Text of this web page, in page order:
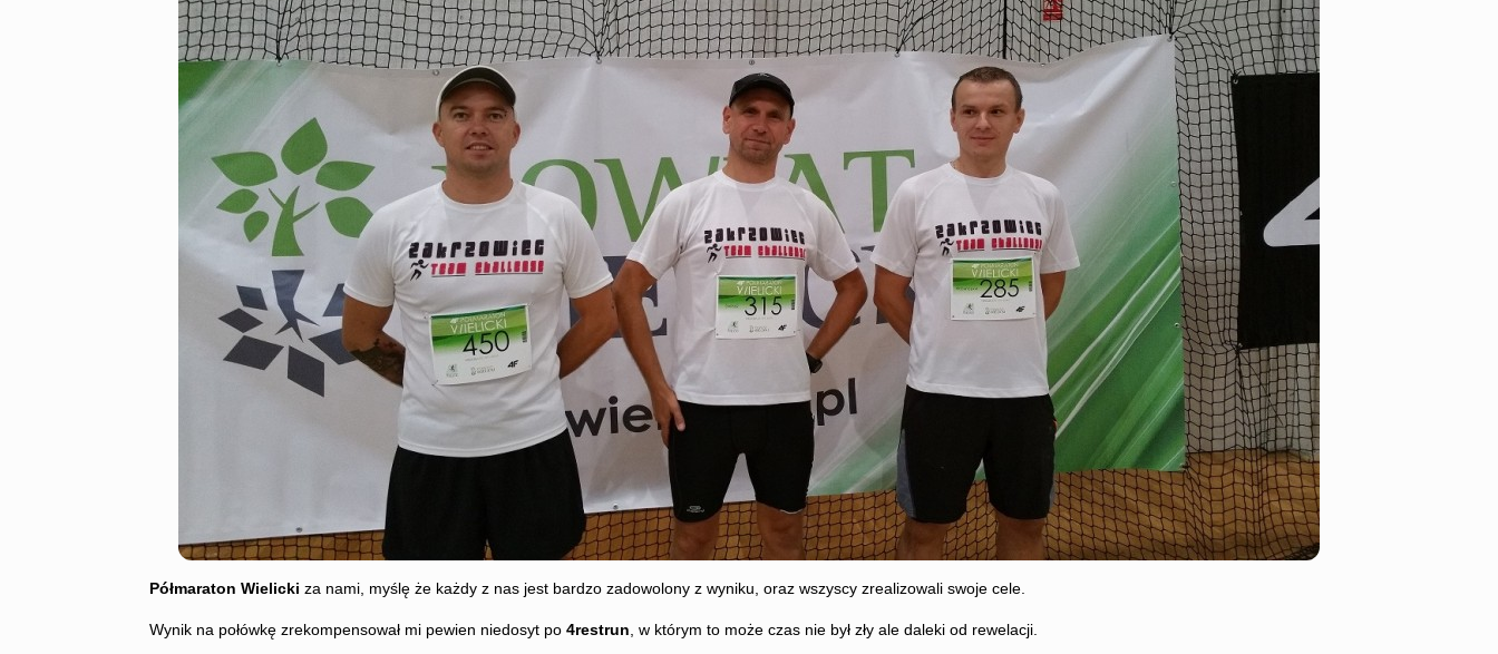
Półmaraton Wielicki za nami, myślę że każdy z nas jest bardzo zadowolony z wyniku, oraz wszyscy zrealizowali swoje cele.
Wynik na połówkę zrekompensował mi pewien niedosyt po4restrun , w którym to może czas nie był zły ale daleki od rewelacji.